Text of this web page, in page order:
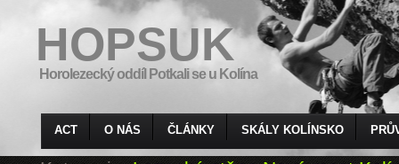
HOPSUK
Horolezecký oddíl Potkali se u Kolína
ACT O NÁS ČLÁNKY SKÁLY KOLÍNSKO